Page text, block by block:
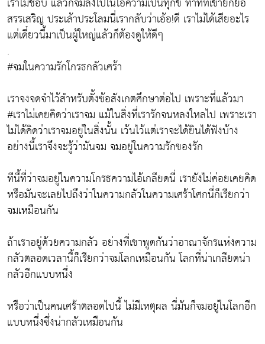
สรรเสริญ ประเล้าประโลมนี่เรากลับว่าเอ้อ!ดี เราไม่ได้เสียอะไร
แต่เดี๋ยวนี้มาเป็นผู้ใหญ่แล้วก็ต้องดูให้ดีๆ
.
#จมในความรักโกรธกลัวเศร้า
เราจงจดจำไว้สำหรับตั้งข้อสังเกตศึกษาต่อไป เพราะที่แล้วมา
#เราไม่เคยคิดว่าเราจม แม้ในสิ่งที่เรารักจนหลงใหลไป เพราะเรา
ไม่ได้คิดว่าเราจมอยู่ในสิ่งนั้น เว้นไว้แต่เราจะได้ยินได้ฟังบ้าง
อย่างนี้เราจึงจะรู้ว่ามันจม จมอยู่ในความรักของรัก
ทีนี้ที่ว่าจมอยู่ในความโกรธความไอ้เกลียดนี่ เรายังไม่ค่อยเคยคิด
หรือมันจะเลยไปถึงว่าในความกลัวในความเศร้าโศกนี่ก็เรียกว่า
จมเหมือนกัน
ถ้าเราอยู่ด้วยความกลัว อย่างที่เขาพูดกันว่าอาณาจักรแห่งความ
กลัวตลอดเวลานี้ก็เรียกว่าจมโลกเหมือนกัน โลกที่น่าเกลียดน่า
กลัวอีกแบบหนึ่ง
หรือว่าเป็นคนเศร้าตลอดไปนี้ ไม่มีเหตุผล นี่มันก็จมอยู่ในโลกอีก
แบบหนึ่งซึ่งน่ากลัวเหมือนกัน